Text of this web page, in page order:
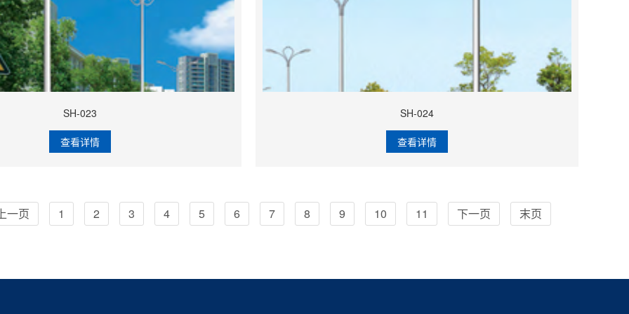
SH-023
查看详情
SH-024
查看详情
一页 1 2 3 4 5 6 7 8 9 10 11 下一页 末页